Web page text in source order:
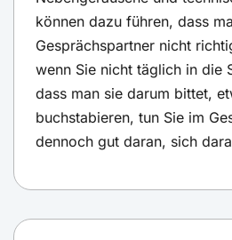
können dazu führen, dass
Gesprächspartner nicht
wenn Sie nicht täglich in die
dass man sie darum bittet,
buchstabieren, tun Sie im
dennoch gut daran, sich